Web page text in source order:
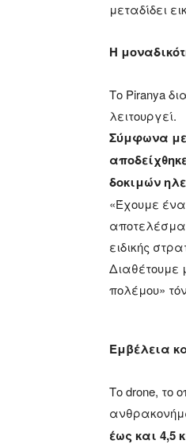
μεταδίδει
Η
Το Piranya
λειτουργεί.
Σύμφωνα με
δοκιμών
«Έχουμε
ειδικής
Διαθέτουμε
πολέμου»
Εμβέλεια
Το drone, το
έως και 4,5